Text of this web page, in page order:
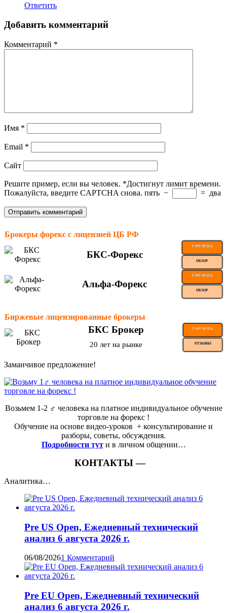
Ответить
Добавить комментарий
Комментарий *
Имя *
Email *
Сайт
Решите пример, если вы человек. *Достигнут лимит времени.
Пожалуйста, введите CAPTCHA снова. пять − = два
Брокеры форекс с лицензией ЦБ РФ
БКС-Форекс
ТОРГОВАТЬ
ОБЗОР
Альфа-Форекс
ТОРГОВАТЬ
ОБЗОР
Биржевые лицензированные брокеры
БКС Брокер ТОРГОВАТЬ
20 лет на рынке ОТЗЫВЫ
Заманчивое предложение!
Возьмем 1-2 ‍♂️ человека на платное индивидуальное обучение
торговле на форекс !
Обучение на основе видео-уроков ️ + консультирование и
разборы, советы, обсуждения.
Подробности тут и в личном общении…
КОНТАКТЫ —
Аналитика…
Pre US Open, Ежедневный технический
анализ 6 августа 2026 г.
06/08/20261 Комментарий
Pre EU Open, Ежедневный технический
анализ 6 августа 2026 г.